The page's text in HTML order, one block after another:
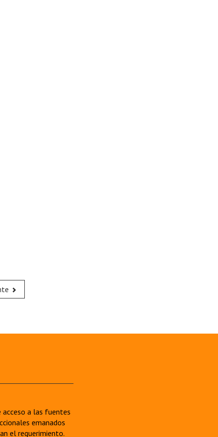
acceso a las fuentes
emanados
el requerimiento.